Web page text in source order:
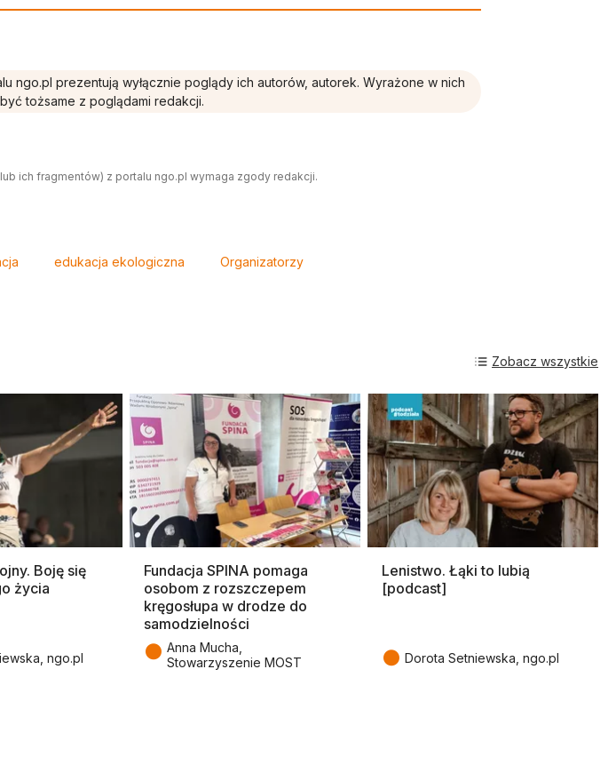
ngo.pl prezentują wyłącznie poglądy ich autorów, autorek. Wyrażone w nich
tożsame z poglądami redakcji.
ich fragmentów) z portalu ngo.pl wymaga zgody redakcji.
edukacja ekologiczna Organizatorzy
Boję się
życia
ngo.pl
Fundacja SPINA pomaga
osobom z rozszczepem
kręgosłupa w drodze do
samodzielności
● Anna Mucha,
Stowarzyszenie MOST
Lenistwo. Łąki to lubią
[podcast]
● Dorota Setniewska, ngo.pl
Zobacz wszystkie